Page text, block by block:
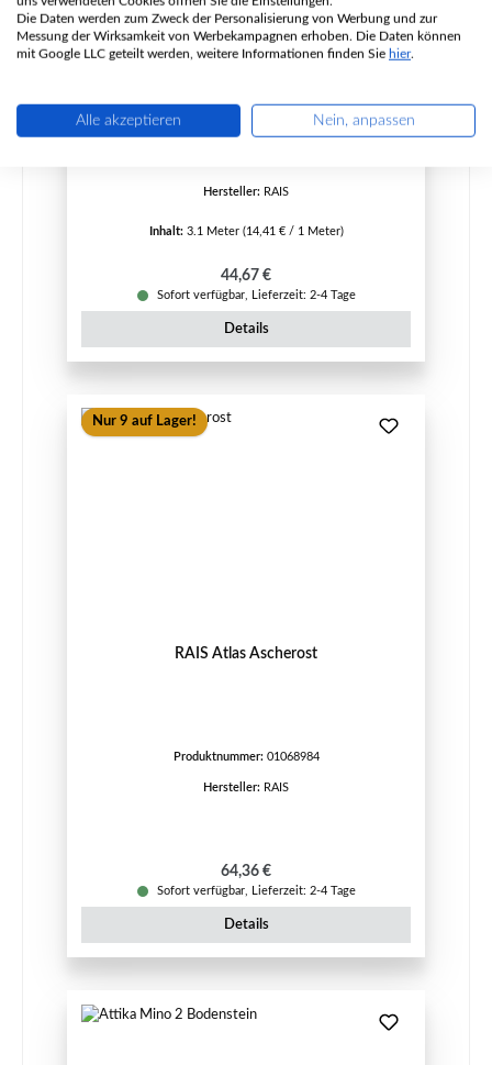
RAIS 86 Scheibendichtung
Hersteller: RAIS
Inhalt: 3.1 Meter (14,41 € / 1 Meter)
Regulärer Preis:
44,67 €
Sofort verfügbar, Lieferzeit: 2-4 Tage
Details
Nur 9 auf Lager!
RAIS Atlas Ascherost
Produktnummer: 01068984
Hersteller: RAIS
Regulärer Preis:
64,36 €
Sofort verfügbar, Lieferzeit: 2-4 Tage
Details
Die Daten werden zum Zweck der Personalisierung von Werbung und zur
Messung der Wirksamkeit von Werbekampagnen erhoben. Die Daten können
mit Google LLC geteilt werden, weitere Informationen finden Sie hier.
Alle akzeptieren Nein, anpassen